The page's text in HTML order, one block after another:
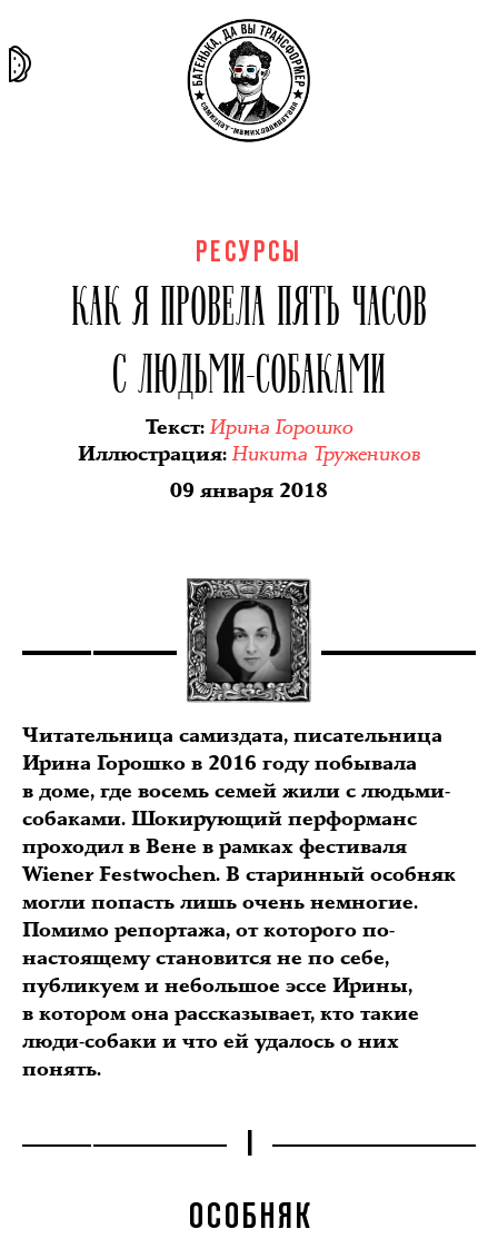
РЕСУРСЫ
КАК Я ПРОВЕЛА ПЯТЬ ЧАСОВ
С ЛЮДЬМИ-СОБАКАМИ
Текст:Ирина Горошко
Иллюстрация:Никита Тружеников
09 января 2018
Читательница самиздата, писательница
Ирина Горошко в 2016 году побывала
в доме, где восемь семей жили с людьми-
собаками. Шокирующий перформанс
проходил в Вене в рамках фестиваля
Wiener Festwochen. В старинный особняк
могли попасть лишь очень немногие.
Помимо репортажа, от которого по-
настоящему становится не по себе,
публикуем и небольшое эссе Ирины,
в котором она рассказывает, кто такие
люди-собаки и что ей удалось о них
понять.
ОСОБНЯК